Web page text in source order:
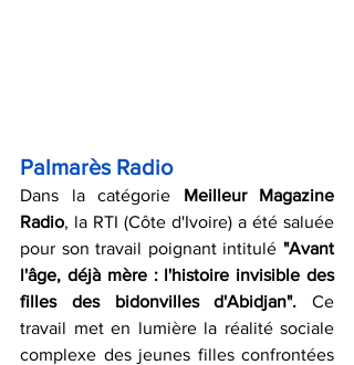
Palmarès Radio
Dans la catégorie Meilleur Magazine
Radio, la RTI (Côte d'Ivoire) a été saluée
pour son travail poignant intitulé "Avant
l'âge, déjà mère : l'histoire invisible des
filles des bidonvilles d'Abidjan".
Ce
travail met en lumière la réalité sociale
complexe des jeunes filles confrontées